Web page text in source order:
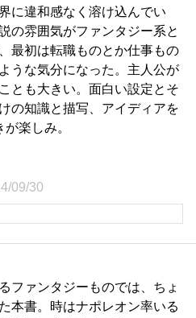
に違和感なく溶け込んでい
の雰囲気がファンタジー系と
最初は転職ものとか仕事もの
うな気分になった。主人公が
とも大きい。面白い設定とそ
の知識と描写、アイディアを
楽しみ。
09/30
ファンタジーものでは、ちょ
本書。時はナポレオン率いる